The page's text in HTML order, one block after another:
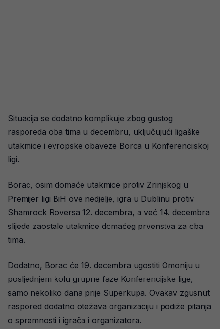
Situacija se dodatno komplikuje zbog gustog
rasporeda oba tima u decembru, uključujući ligaške
utakmice i evropske obaveze Borca u Konferencijskoj
ligi.
Borac, osim domaće utakmice protiv Zrinjskog u
Premijer ligi BiH ove nedjelje, igra u Dublinu protiv
Shamrock Roversa 12. decembra, a već 14. decembra
slijede zaostale utakmice domaćeg prvenstva za oba
tima.
Dodatno, Borac će 19. decembra ugostiti Omoniju u
posljednjem kolu grupne faze Konferencijske lige,
samo nekoliko dana prije Superkupa. Ovakav zgusnut
raspored dodatno otežava organizaciju i podiže pitanja
o spremnosti i igrača i organizatora.